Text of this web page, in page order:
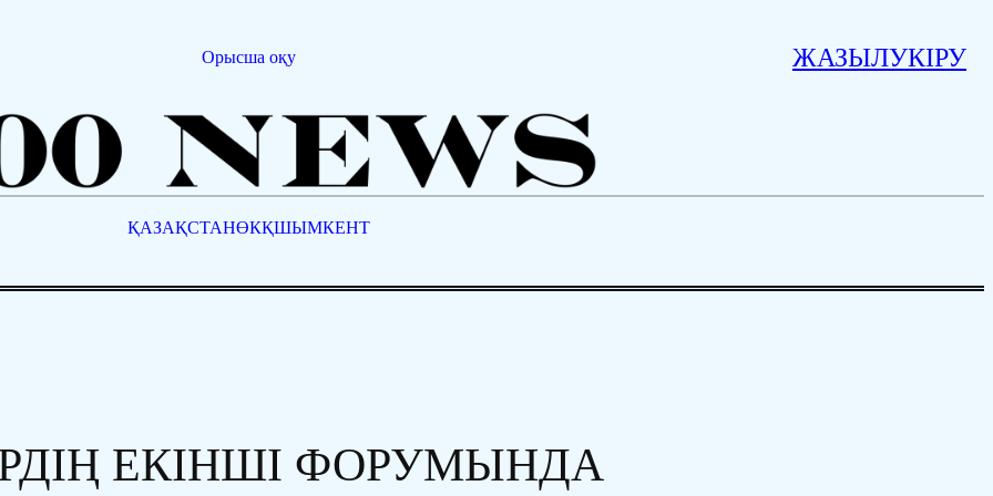
Орысша оқу ЖАЗЫЛУКІРУ
ҚАЗАҚСТАНӨКҚШЫМКЕНТ
ЕКІНШІ ФОРУМЫНДА